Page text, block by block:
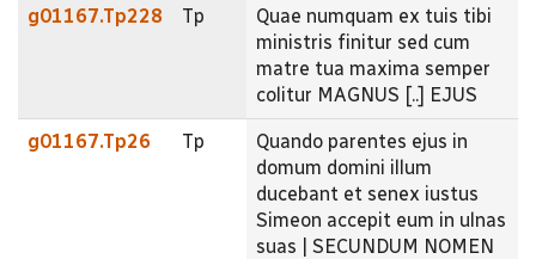
g01167.Tp228 Tp
Quae numquam ex tuis tibi
ministris finitur sed cum
matre tua maxima semper
colitur MAGNUS [..] EJUS
g01167.Tp26 Tp
Quando parentes ejus in
domum domini illum
ducebant et senex iustus
Simeon accepit eum in ulnas
suas | SECUNDUM NOMEN